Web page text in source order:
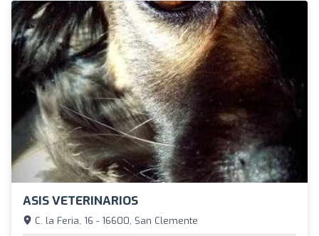
ASIS VETERINARIOS
C. la Feria, 16 - 16600, San Clemente